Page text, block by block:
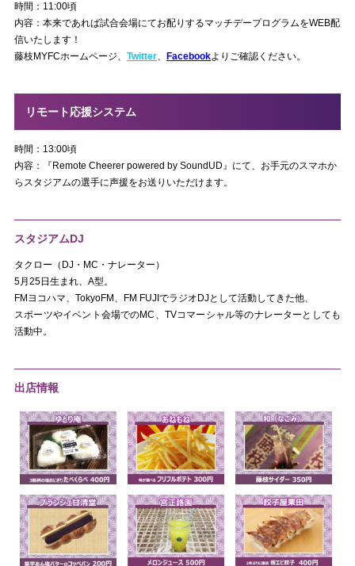
時間：11:00頃
内容：本来であれば試合会場にてお配りするマッチデープログラムをWEB配
信いたします！
藤枝MYFCホームページ、 Twitter、 Facebookよりご確認ください。
リモート応援システム
時間：13:00頃
内容：『Remote Cheerer powered by SoundUD』にて、お手元のスマホか
らスタジアムの選手に声援をお送りいただけます。
スタジアムDJ
タクロー（DJ・MC・ナレーター）
5月25日生まれ、A型。
FMヨコハマ、TokyoFM、FM FUJIでラジオDJとして活動してきた他、
スポーツやイベント会場でのMC、TVコマーシャル等のナレーターとしても
活動中。
出店情報